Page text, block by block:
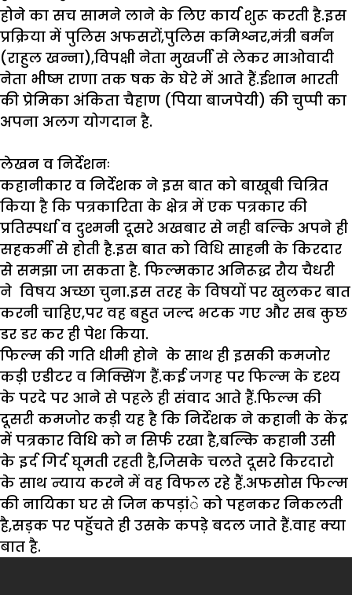
होने का सच सामने लाने के लिए कार्य शुरू करती है.इस
प्रक्रिया में पुलिस अफसरों,पुलिस कमिश्नर,मंत्री बर्मन
(राहुल खन्ना),विपक्षी नेता मुखर्जी से लेकर माओवादी
नेता भीष्म राणा तक षक के घेरे में आते हैं.ईशान भारती
की प्रेमिका अंकिता चैहाण (पिया बाजपेयी) की चुप्पी का
अपना अलग योगदान है.
लेखन व निर्देशनः
कहानीकार व निर्देशक ने इस बात को बाखूबी चित्रित
किया है कि पत्रकारिता के क्षेत्र में एक पत्रकार की
प्रतिस्पर्धा व दुश्मनी दूसरे अखबार से नही बल्कि अपने ही
सहकर्मी से होती है.इस बात को विधि साहनी के किरदार
से समझा जा सकता है. फिल्मकार अनिरूद्ध रौय चैधरी
ने विषय अच्छा चुना.इस तरह के विषयों पर खुलकर बात
करनी चाहिए,पर वह बहुत जल्द भटक गए और सब कुछ
डर डर कर ही पेश किया.
फिल्म की गति धीमी होने के साथ ही इसकी कमजोर
कड़ी एडीटर व मिक्सिंग हैं.कई जगह पर फिल्म के दृश्य
के परदे पर आने से पहले ही संवाद आते हैं.फिल्म की
दूसरी कमजोर कड़ी यह है कि निर्देशक ने कहानी के केंद्र
में पत्रकार विधि को न सिर्फ रखा है,बल्कि कहानी उसी
के इर्द गिर्द घूमती रहती है,जिसके चलते दूसरे किरदारो
के साथ न्याय करने में वह विफल रहे हैं.अफसोस फिल्म
की नायिका घर से जिन कपड़ांे को पहनकर निकलती
है,सड़क पर पहुॅचते ही उसके कपड़े बदल जाते हैं.वाह क्या
बात है.